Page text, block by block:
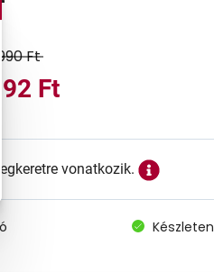
Ft
Ft
vonatkozik.
Készleten